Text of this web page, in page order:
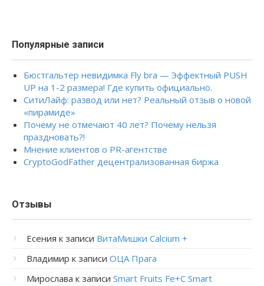
Популярные записи
Бюстгальтер невидимка Fly bra — Эффектный PUSH
UP на 1-2 размера! Где купить официально.
СитиЛайф: развод или нет? Реальный отзыв о новой
«пирамиде»
Почему не отмечают 40 лет? Почему нельзя
праздновать?!
Мнение клиентов о PR-агентстве
CryptoGodFather децентрализованная биржа
Отзывы
Есения к записи ВитаМишки Calcium +
Владимир к записи ОЦА Прага
Мирослава к записи Smart Fruits Fe+C Smart